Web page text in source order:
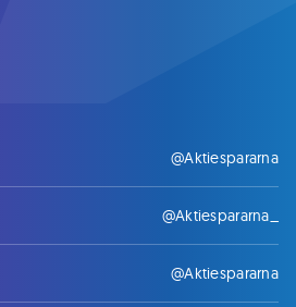
@Aktiespararna
@Aktiespararna_
@Aktiespararna